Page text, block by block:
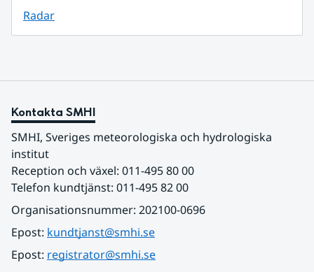
Radar
Kontakta SMHI
SMHI, Sveriges meteorologiska och hydrologiska
institut
Reception och växel: 011-495 80 00
Telefon kundtjänst: 011-495 82 00
Organisationsnummer: 202100-0696
Epost: kundtjanst@smhi.se
Epost: registrator@smhi.se